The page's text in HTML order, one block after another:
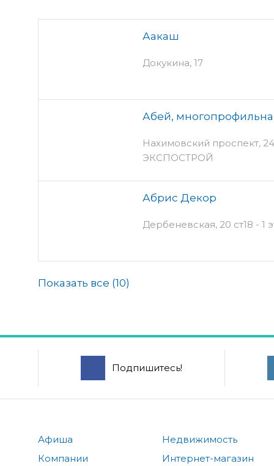
Аакаш
Докукина, 17
Абей,
Нахимовский проспект,
ЭКСПОСТРОЙ
Абрис Декор
Дербеневская, 20 ст18 -
Показать все (10)
Подпишитесь!
Афиша
Компании
Недвижимость
Интернет-магазин